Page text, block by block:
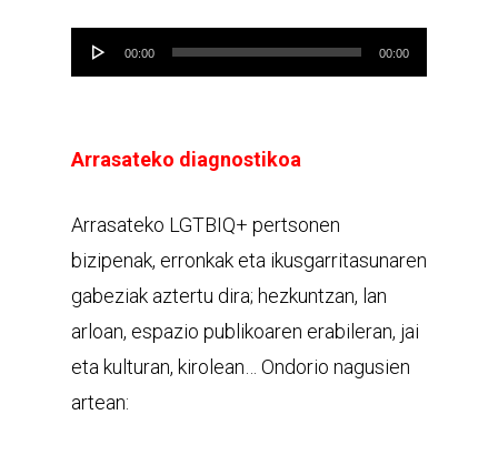
Audio
Player
00:00 00:00
Arrasateko diagnostikoa
Arrasateko LGTBIQ+ pertsonen
bizipenak, erronkak eta ikusgarritasunaren
gabeziak aztertu dira; hezkuntzan, lan
arloan, espazio publikoaren erabileran, jai
eta kulturan, kirolean… Ondorio nagusien
artean: